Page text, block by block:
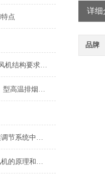
点
HTFC柜式消防排烟风机结构要求和保养
HTF（PYHL－14A）型高温排烟混流风机
温控轴流风机在气候调节系统中的应用
消防通风柜式离心风机的原理和特点
详细
品牌